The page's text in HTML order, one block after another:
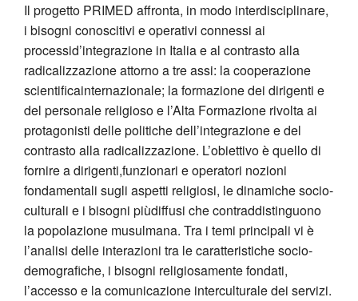
Il progetto PRIMED affronta, in modo interdisciplinare,
i bisogni conoscitivi e operativi connessi ai
processid’integrazione in Italia e al contrasto alla
radicalizzazione attorno a tre assi: la cooperazione
scientificainternazionale; la formazione dei dirigenti e
del personale religioso e l’Alta Formazione rivolta ai
protagonisti delle politiche dell’integrazione e del
contrasto alla radicalizzazione. L’obiettivo è quello di
fornire a dirigenti,funzionari e operatori nozioni
fondamentali sugli aspetti religiosi, le dinamiche socio-
culturali e i bisogni piùdiffusi che contraddistinguono
la popolazione musulmana. Tra i temi principali vi è
l’analisi delle interazioni tra le caratteristiche socio-
demografiche, i bisogni religiosamente fondati,
l’accesso e la comunicazione interculturale dei servizi.